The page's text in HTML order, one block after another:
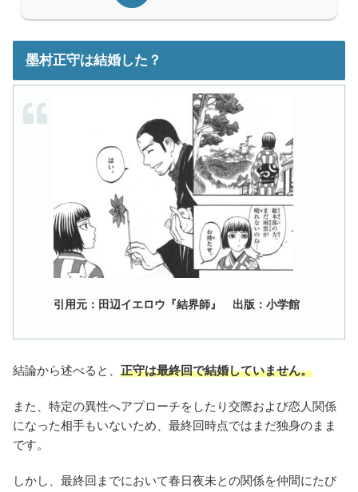
墨村正守は結婚した？
引用元：田辺イエロウ『結界師』 出版：小学館
結論から述べると、 正守は最終回で結婚していません。
また、特定の異性へアプローチをしたり交際および恋人関係
になった相手もいないため、最終回時点ではまだ独身のまま
です。
しかし、最終回までにおいて春日夜未との関係を仲間にたび